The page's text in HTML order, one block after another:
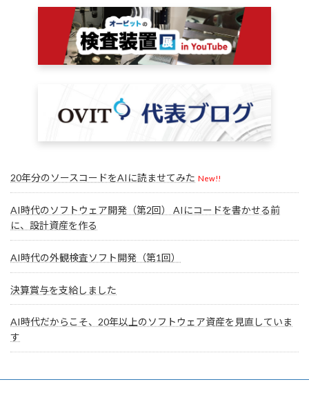
20年分のソースコードをAIに読ませてみた New!!
AI時代のソフトウェア開発（第2回） AIにコードを書かせる前
に、設計資産を作る
AI時代の外観検査ソフト開発（第1回）
決算賞与を支給しました
AI時代だからこそ、20年以上のソフトウェア資産を見直していま
す